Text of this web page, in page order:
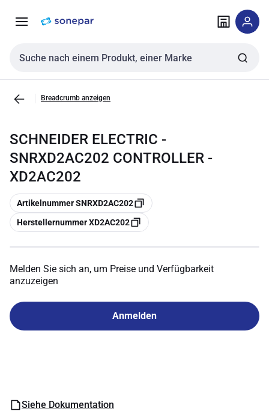
NavigationInhalt
Sucheingabe
Breadcrumb anzeigen
SCHNEIDER ELECTRIC -
SNRXD2AC202 CONTROLLER -
XD2AC202
Kopieren
Artikelnummer SNRXD2AC202
Kopieren
Herstellernummer XD2AC202
Melden Sie sich an, um Preise und Verfügbarkeit
anzuzeigen
Anmelden
Siehe Dokumentation